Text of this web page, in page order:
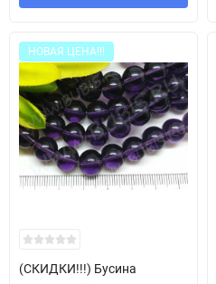
НОВАЯ ЦЕНА!!!
(СКИДКИ!!!) Бусина